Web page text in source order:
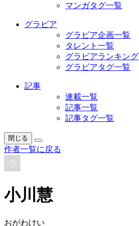
マンガタグ一覧
グラビア
グラビア企画一覧
タレント一覧
グラビアランキング
グラビアタグ一覧
記事
連載一覧
記事一覧
記事タグ一覧
閉じる
作者一覧に戻る
小川慧
おがわけい